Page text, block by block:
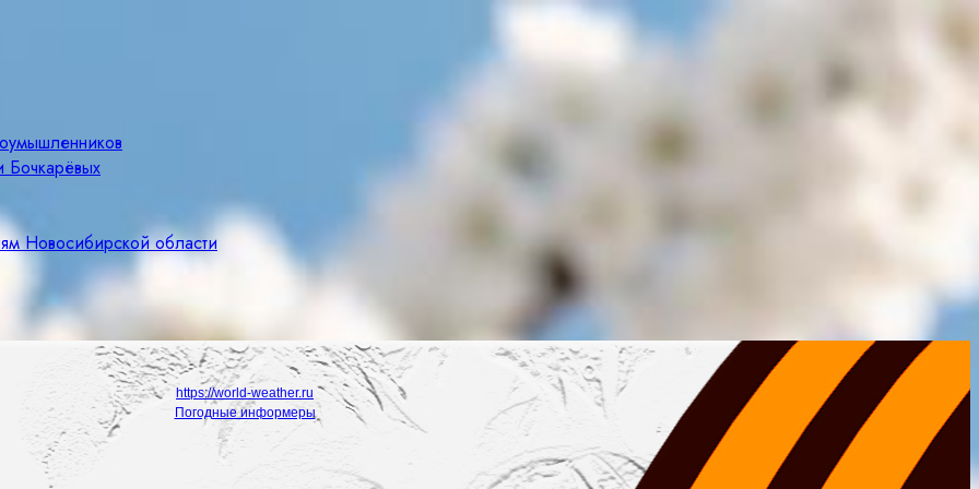
Бочкарёвых
Новосибирской области
https://world-weather.ru
Погодные информеры